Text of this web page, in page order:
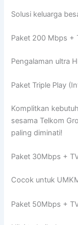
Solusi keluarga
Paket 200 Mbps +
Pengalaman ultra
Paket Triple Play
Komplitkan
sesama Telkom
paling diminati!
Paket 30Mbps +
Cocok untuk
Paket 50Mbps +